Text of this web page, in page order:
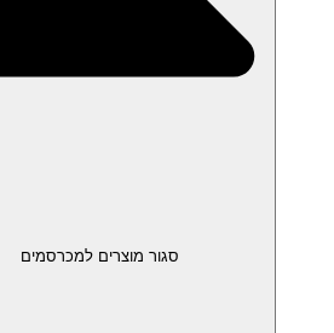
סגור מוצרים למכרסמים